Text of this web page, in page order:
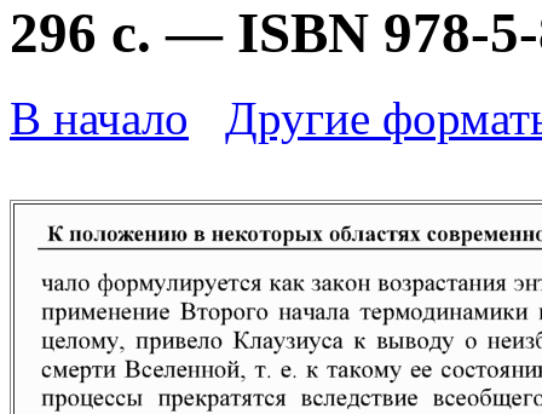
296 с. — ISBN 978-
В начало Другие